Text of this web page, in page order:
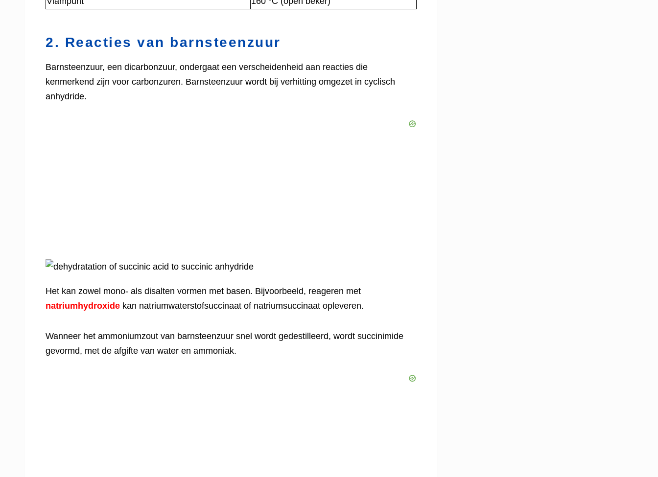
2. Reacties van barnsteenzuur
Barnsteenzuur, een dicarbonzuur, ondergaat een verscheidenheid aan reacties die
kenmerkend zijn voor carbonzuren. Barnsteenzuur wordt bij verhitting omgezet in cyclisch
anhydride.
Het kan zowel mono- als disalten vormen met basen. Bijvoorbeeld, reageren met
natriumhydroxide kan natriumwaterstofsuccinaat of natriumsuccinaat opleveren.
Wanneer het ammoniumzout van barnsteenzuur snel wordt gedestilleerd, wordt succinimide
gevormd, met de afgifte van water en ammoniak.